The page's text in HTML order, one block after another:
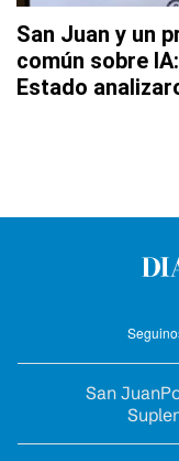
San Juan y un
común sobre
Estado
San Juan